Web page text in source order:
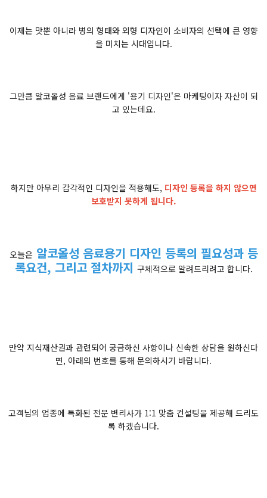
이제는 맛뿐 아니라 병의 형태와 외형 디자인이 소비자의 선택에 큰 영향
을 미치는 시대입니다.
그만큼 알코올성 음료 브랜드에게 '용기 디자인'은 마케팅이자 자산이 되
고 있는데요.
하지만 아무리 감각적인 디자인을 적용해도, 디자인 등록을 하지 않으면
보호받지 못하게 됩니다.
오늘은알코올성 음료용기 디자인 등록의 필요성과 등
록요건, 그리고 절차까지 구체적으로 알려드리려고 합니다.
만약 지식재산권과 관련되어 궁금하신 사항이나 신속한 상담을 원하신다
면, 아래의 번호를 통해 문의하시기 바랍니다.
고객님의 업종에 특화된 전문 변리사가 1:1 맞춤 컨설팅을 제공해 드리도
록 하겠습니다.